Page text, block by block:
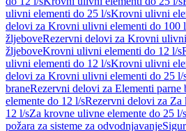
ulivni elementi do 25 l/sKrovni ulivni
delovi za Krovni ulivni elementi do 100
žljeboveRezervni delovi za Krovni
žljeboveKrovni ulivni elementi do 12 l/s
ulivni elementi do 12 l/sKrovni ulivni
delovi za Krovni ulivni elementi do 25 l/
braneRezervni delovi za Elementi parne
elemente do 12 l/sRezervni delovi za Za
12 l/sZa krovne ulivne elemente do 25 l/s
požara za sisteme za odvodnjavanje